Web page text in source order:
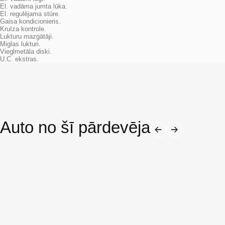
El. vadāma jumta lūka.
El. regulējama stūre.
Gaisa kondicionieris.
Kruīza kontrole.
Lukturu mazgātāji.
Miglas lukturi.
Vieglmetāla diski.
U.C. ekstras.
Auto no šī pārdevēja